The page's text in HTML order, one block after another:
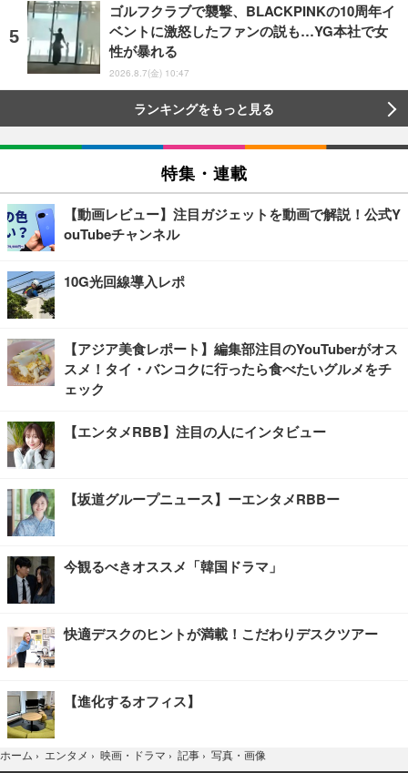
ゴルフクラブで襲撃、BLACKPINKの10周年イ
ベントに激怒したファンの説も…YG本社で女
性が暴れる
2026.8.7(金) 10:47
ランキングをもっと見る
特集・連載
【動画レビュー】注目ガジェットを動画で解説！公式Y
ouTubeチャンネル
10G光回線導入レポ
【アジア美食レポート】編集部注目のYouTuberがオス
スメ！タイ・バンコクに行ったら食べたいグルメをチ
ェック
【エンタメRBB】注目の人にインタビュー
【坂道グループニュース】ーエンタメRBBー
今観るべきオススメ「韓国ドラマ」
快適デスクのヒントが満載！こだわりデスクツアー
【進化するオフィス】
ホーム › エンタメ › 映画・ドラマ › 記事 › 写真・画像